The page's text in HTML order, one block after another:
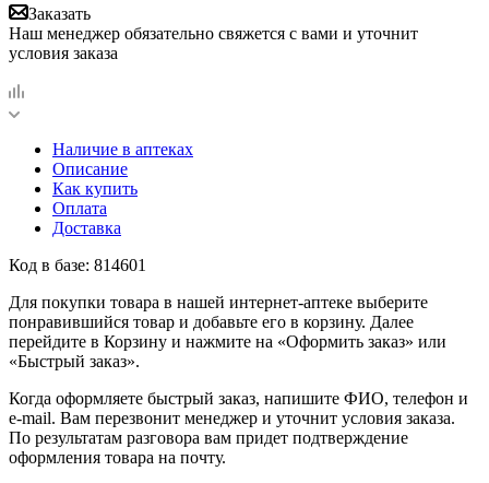
Заказать
Наш менеджер обязательно свяжется с вами и уточнит
условия заказа
Наличие в аптеках
Описание
Как купить
Оплата
Доставка
Код в базе: 814601
Для покупки товара в нашей интернет-аптеке выберите
понравившийся товар и добавьте его в корзину. Далее
перейдите в Корзину и нажмите на «Оформить заказ» или
«Быстрый заказ».
Когда оформляете быстрый заказ, напишите ФИО, телефон и
e-mail. Вам перезвонит менеджер и уточнит условия заказа.
По результатам разговора вам придет подтверждение
оформления товара на почту.